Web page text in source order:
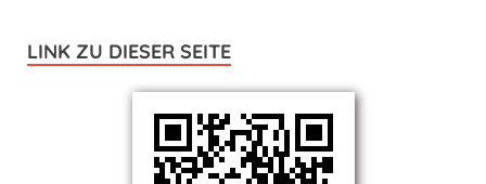
LINK ZU DIESER SEITE